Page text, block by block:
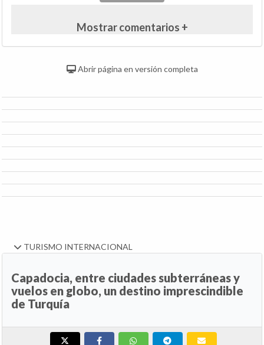
Mostrar comentarios +
Abrir página en versión completa
TURISMO INTERNACIONAL
Capadocia, entre ciudades subterráneas y
vuelos en globo, un destino imprescindible
de Turquía